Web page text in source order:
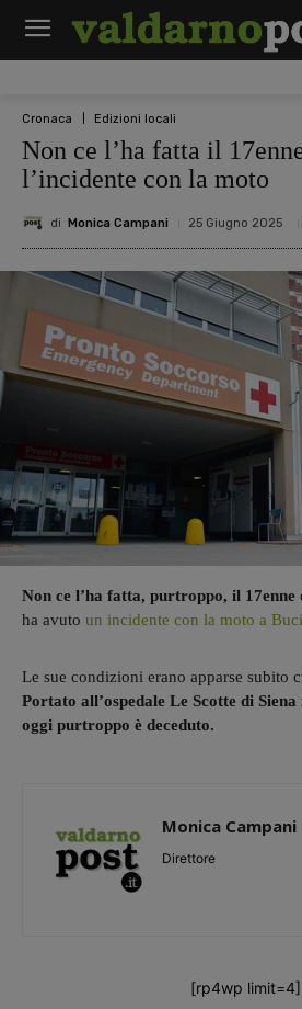
Cronaca Edizioni locali
Non ce l’ha fatta il
l’incidente con la moto
di Monica Campani 25 Giugno 2025
Non ce l’ha fatta, purtroppo, il 17enne
ha avuto un incidente con la moto a
Le sue condizioni erano apparse subito
Portato all’ospedale Le Scotte di
oggi purtroppo è deceduto.
Monica Campani
Direttore
[rp4wp limit=4]